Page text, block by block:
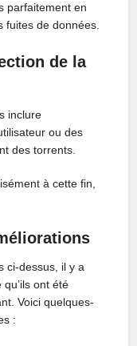
parfaitement en
fuites de données.
de la
inclure
ou des
des torrents.
à cette fin,
ci-dessus, il y a
ont été
Voici quelques-
: